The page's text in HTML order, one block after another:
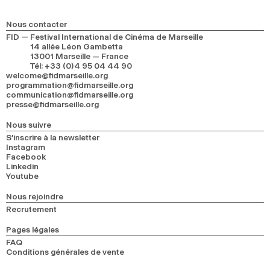
Nous contacter
FID — Festival International de Cinéma de Marseille
14 allée Léon Gambetta
13001 Marseille — France
Tél: +33 (0)4 95 04 44 90
welcome@fidmarseille.org
programmation@fidmarseille.org
communication@fidmarseille.org
presse@fidmarseille.org
Nous suivre
S’inscrire à la newsletter
Instagram
Facebook
Linkedin
Youtube
Nous rejoindre
Recrutement
Pages légales
FAQ
Conditions générales de vente